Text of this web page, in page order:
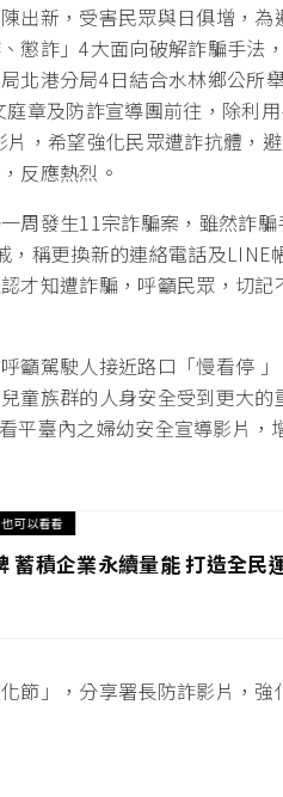
出新，受害民眾與日俱增，
懲詐」4大面向破解詐騙手法
北港分局4日結合水林鄉公所
章及防詐宣導團前往，除利
，希望強化民眾遭詐抗體，
反應熱烈。
周發生11宗詐騙案，雖然詐
稱更換新的連絡電話及LINE
才知遭詐騙，呼籲民眾，切
籲駕駛人接近路口「慢看停
童族群的人身安全受到更大
平臺內之婦幼安全宣導影片，
也可以看看
蓄積企業永續量能 打造全民
節」，分享署長防詐影片，